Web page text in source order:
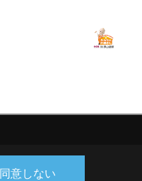
同意しない